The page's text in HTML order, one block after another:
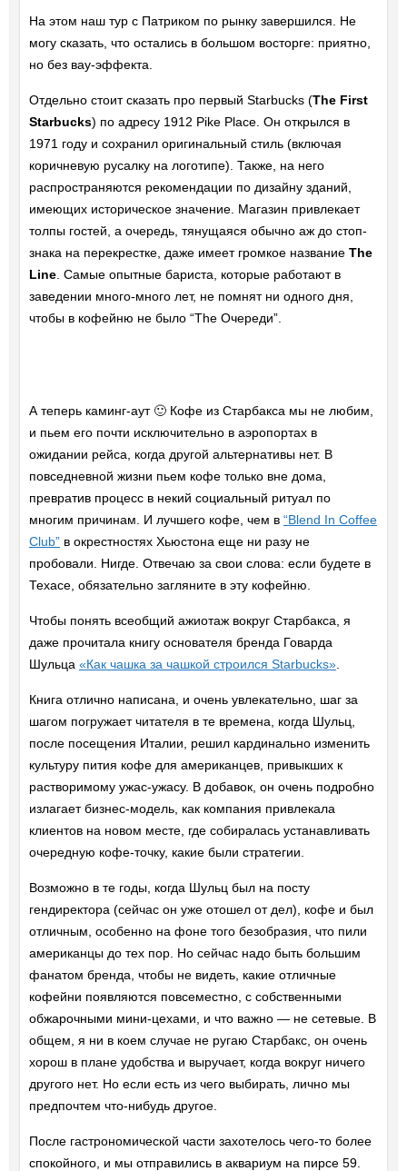
На этом наш тур с Патриком по рынку завершился. Не
могу сказать, что остались в большом восторге: приятно,
но без вау-эффекта.
Отдельно стоит сказать про первый Starbucks (The First
Starbucks) по адресу 1912 Pike Place. Он открылся в
1971 году и сохранил оригинальный стиль (включая
коричневую русалку на логотипе). Также, на него
распространяются рекомендации по дизайну зданий,
имеющих историческое значение. Магазин привлекает
толпы гостей, а очередь, тянущаяся обычно аж до стоп-
знака на перекрестке, даже имеет громкое название The
Line. Самые опытные бариста, которые работают в
заведении много-много лет, не помнят ни одного дня,
чтобы в кофейню не было “The Очереди”.
А теперь каминг-аут 🙂 Кофе из Старбакса мы не любим,
и пьем его почти исключительно в аэропортах в
ожидании рейса, когда другой альтернативы нет. В
повседневной жизни пьем кофе только вне дома,
превратив процесс в некий социальный ритуал по
многим причинам. И лучшего кофе, чем в “Blend In Coffee
Club”в окрестностях Хьюстона еще ни разу не
пробовали. Нигде. Отвечаю за свои слова: если будете в
Техасе, обязательно загляните в эту кофейню.
Чтобы понять всеобщий ажиотаж вокруг Старбакса, я
даже прочитала книгу основателя бренда Говарда
Шульца «Как чашка за чашкой строился Starbucks».
Книга отлично написана, и очень увлекательно, шаг за
шагом погружает читателя в те времена, когда Шульц,
после посещения Италии, решил кардинально изменить
культуру пития кофе для американцев, привыкших к
растворимому ужас-ужасу. В добавок, он очень подробно
излагает бизнес-модель, как компания привлекала
клиентов на новом месте, где собиралась устанавливать
очередную кофе-точку, какие были стратегии.
Возможно в те годы, когда Шульц был на посту
гендиректора (сейчас он уже отошел от дел), кофе и был
отличным, особенно на фоне того безобразия, что пили
американцы до тех пор. Но сейчас надо быть большим
фанатом бренда, чтобы не видеть, какие отличные
кофейни появляются повсеместно, с собственными
обжарочными мини-цехами, и что важно — не сетевые. В
общем, я ни в коем случае не ругаю Старбакс, он очень
хорош в плане удобства и выручает, когда вокруг ничего
другого нет. Но если есть из чего выбирать, лично мы
предпочтем что-нибудь другое.
После гастрономической части захотелось чего-то более
спокойного, и мы отправились в аквариум на пирсе 59.